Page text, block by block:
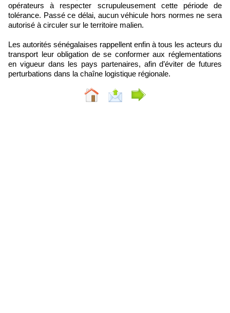
opérateurs à respecter scrupuleusement cette période de
tolérance. Passé ce délai, aucun véhicule hors normes ne sera
autorisé à circuler sur le territoire malien.
Les autorités sénégalaises rappellent enfin à tous les acteurs du
transport leur obligation de se conformer aux réglementations
en vigueur dans les pays partenaires, afin d’éviter de futures
perturbations dans la chaîne logistique régionale.